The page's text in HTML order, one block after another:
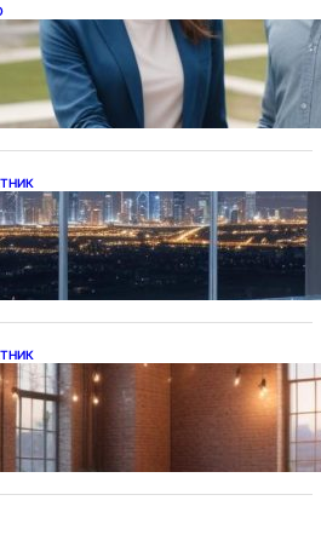
новостройки при оформлении
у застройщика
светильников и
в Казахстане
светодиодные светильники на